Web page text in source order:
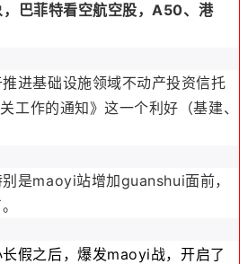
巴菲特看空航空股，A50、港
进基础设施领域不动产投资信托
工作的通知》这一个利好（基建、
是maoyi站增加guanshui面前，
假之后，爆发maoyi战， 开启了